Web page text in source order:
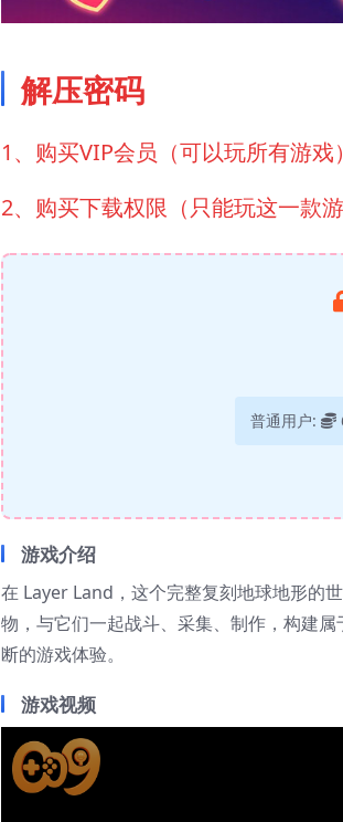
解压密码
1、购买VIP会员（可以玩所有游
2、购买下载权限（只能玩这一款
普通用户:
游戏介绍
在 Layer Land，这个完整复刻地球地形的
物，与它们一起战斗、采集、制作，构建
断的游戏体验。
游戏视频